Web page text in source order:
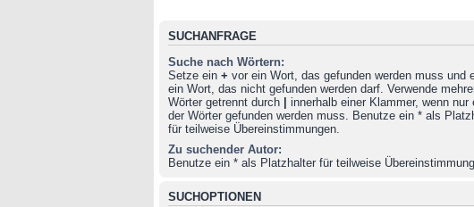
SUCHANFRAGE
Suche nach Wörtern:
Setze ein + vor ein Wort, das gefunden werden muss und
ein Wort, das nicht gefunden werden darf. Verwende
Wörter getrennt durch
innerhalb einer Klammer, wenn nur
der Wörter gefunden werden muss. Benutze ein * als
für teilweise Übereinstimmungen.
Zu suchender Autor:
Benutze ein * als Platzhalter für teilweise
SUCHOPTIONEN